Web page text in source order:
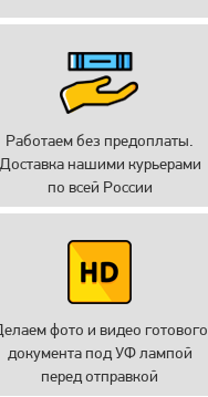
Работаем без предоплаты.
Доставка нашими курьерами
по всей России
фото и видео готового
документа под УФ лампой
перед отправкой